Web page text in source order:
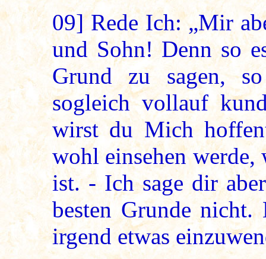
09]Rede Ich: „Mir
und Sohn! Denn so
Grund zu sagen,
sogleich vollauf
wirst du Mich
wohl einsehen
ist. - Ich sage dir
besten Grunde
irgend etwas